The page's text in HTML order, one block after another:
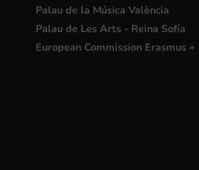
Palau de la Música València
Palau de Les Arts - Reina Sofía
European Commission Erasmus +